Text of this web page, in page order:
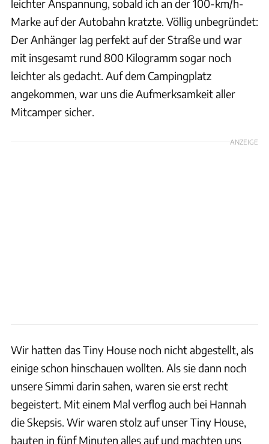
leichter Anspannung, sobald ich an der 100-km/h-
Marke auf der Autobahn kratzte. Völlig unbegründet:
Der Anhänger lag perfekt auf der Straße und war
mit insgesamt rund 800 Kilogramm sogar noch
leichter als gedacht. Auf dem Campingplatz
angekommen, war uns die Aufmerksamkeit aller
Mitcamper sicher.
ANZEIGE
Wir hatten das Tiny House noch nicht abgestellt, als
einige schon hinschauen wollten. Als sie dann noch
unsere Simmi darin sahen, waren sie erst recht
begeistert. Mit einem Mal verflog auch bei Hannah
die Skepsis. Wir waren stolz auf unser Tiny House,
bauten in fünf Minuten alles auf und machten uns